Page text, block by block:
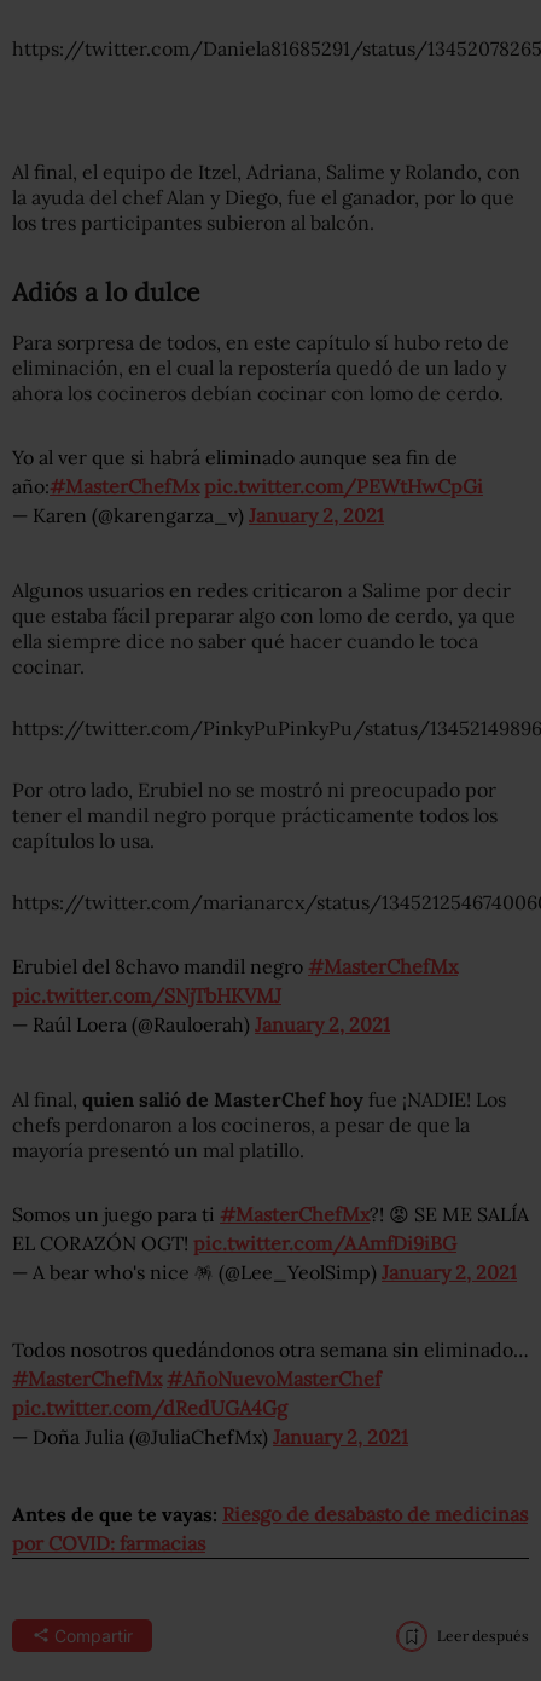
https://twitter.com/Daniela81685291/status/
Al final, el equipo de Itzel, Adriana, Salime y Rolando, con
la ayuda del chef Alan y Diego, fue el ganador, por lo que
los tres participantes subieron al balcón.
Adiós a lo dulce
Para sorpresa de todos, en este capítulo sí hubo reto de
eliminación, en el cual la repostería quedó de un lado y
ahora los cocineros debían cocinar con lomo de cerdo.
Yo al ver que si habrá eliminado aunque sea fin de
año:#MasterChefMx pic.twitter.com/PEWtHwCpGi
— Karen (@karengarza_v) January 2, 2021
Algunos usuarios en redes criticaron a Salime por decir
que estaba fácil preparar algo con lomo de cerdo, ya que
ella siempre dice no saber qué hacer cuando le toca
cocinar.
https://twitter.com/PinkyPuPinkyPu/status/
Por otro lado, Erubiel no se mostró ni preocupado por
tener el mandil negro porque prácticamente todos los
capítulos lo usa.
https://twitter.com/marianarcx/status/
Erubiel del 8chavo mandil negro #MasterChefMx
pic.twitter.com/SNjTbHKVMJ
— Raúl Loera (@Rauloerah) January 2, 2021
Al final, quien salió de MasterChef hoy fue ¡NADIE! Los
chefs perdonaron a los cocineros, a pesar de que la
mayoría presentó un mal platillo.
Somos un juego para ti #MasterChefMx?! 😡 SE ME SALÍA
EL CORAZÓN OGT! pic.twitter.com/AAmfDi9iBG
— A bear who's nice 🪅 (@Lee_YeolSimp) January 2, 2021
Todos nosotros quedándonos otra semana sin eliminado…
#MasterChefMx #AñoNuevoMasterChef
pic.twitter.com/dRedUGA4Gg
— Doña Julia (@JuliaChefMx) January 2, 2021
Antes de que te vayas: Riesgo de desabasto de medicinas
por COVID: farmacias
Compartir Leer después